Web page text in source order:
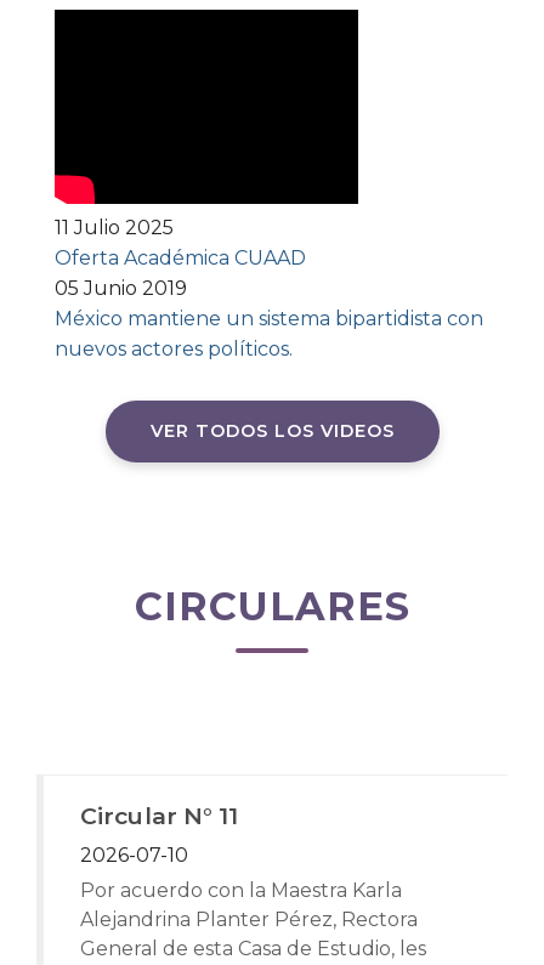
11 Julio 2025
Oferta Académica CUAAD
05 Junio 2019
México mantiene un sistema bipartidista con
nuevos actores políticos.
VER TODOS LOS VIDEOS
CIRCULARES
Circular N° 11
2026-07-10
Por acuerdo con la Maestra Karla
Alejandrina Planter Pérez, Rectora
General de esta Casa de Estudio, les